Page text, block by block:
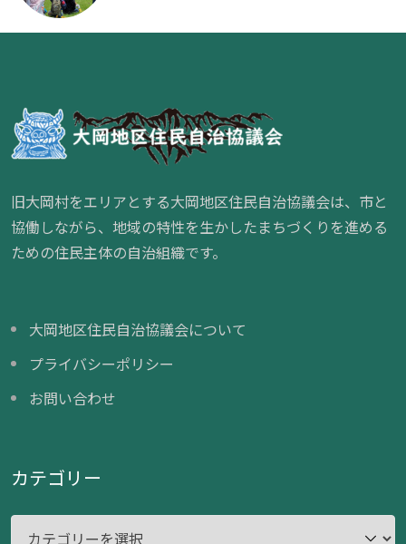
旧大岡村をエリアとする大岡地区住民自治協議会は、市と
協働しながら、地域の特性を生かしたまちづくりを進める
ための住民主体の自治組織です。
大岡地区住民自治協議会について
プライバシーポリシー
お問い合わせ
カテゴリー